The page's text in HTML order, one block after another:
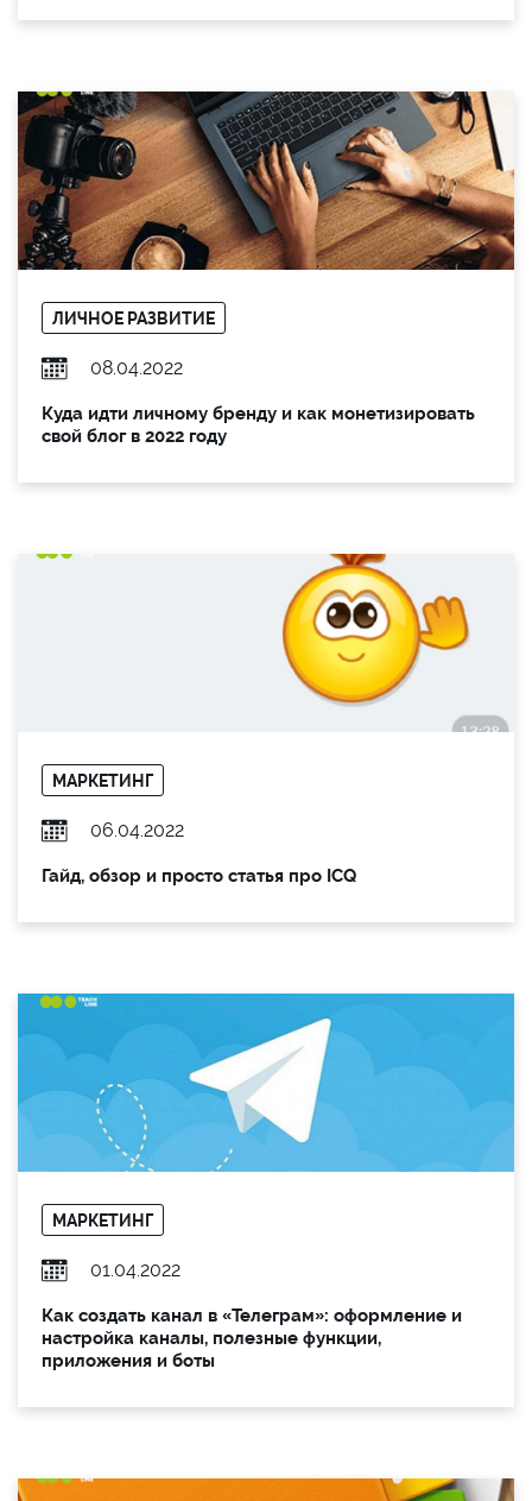
ЛИЧНОЕ РАЗВИТИЕ
08.04.2022
Куда идти личному бренду и как монетизировать
свой блог в 2022 году
МАРКЕТИНГ
06.04.2022
Гайд, обзор и просто статья про ICQ
МАРКЕТИНГ
01.04.2022
Как создать канал в «Телеграм»: оформление и
настройка каналы, полезные функции,
приложения и боты